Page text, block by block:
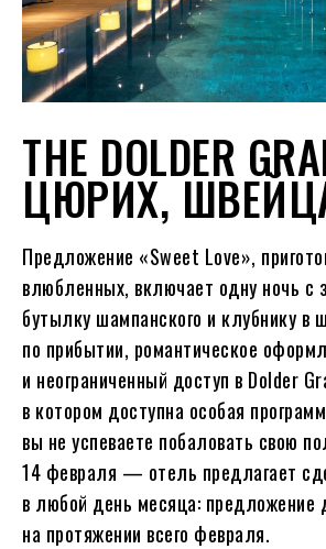
THE DOLDER
ЦЮРИХ,
Предложение «Sweet Love»,
влюбленных, включает одну ночь с
бутылку шампанского и клубнику в
по прибытии, романтическое
и неограниченный доступ в Dolder
в котором доступна особая
вы не успеваете побаловать свою
14 февраля — отель предлагает
в любой день месяца: предложение
на протяжении всего февраля.